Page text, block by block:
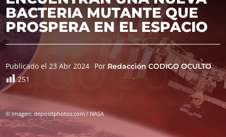
BACTERIA MUTANTE QUE
PROSPERA EN EL ESPACIO
Publicado el 23 Abr 2024 PorRedacción CODIGO OCULTO
251
© Imagen: depositphotos.com / NASA